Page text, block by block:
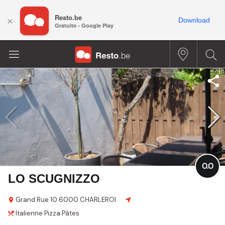
LO SCUGNIZZO
Grand Rue 10 6000 CHARLEROI
0.0
Italienne Pizza Pâtes
× Resto.be
Gratuite - Google Play
Download